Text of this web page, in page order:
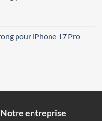
pour iPhone 17 Pro
Notre entreprise